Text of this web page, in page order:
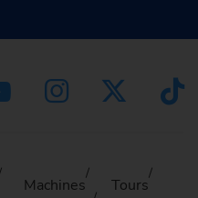
Machines
Tours